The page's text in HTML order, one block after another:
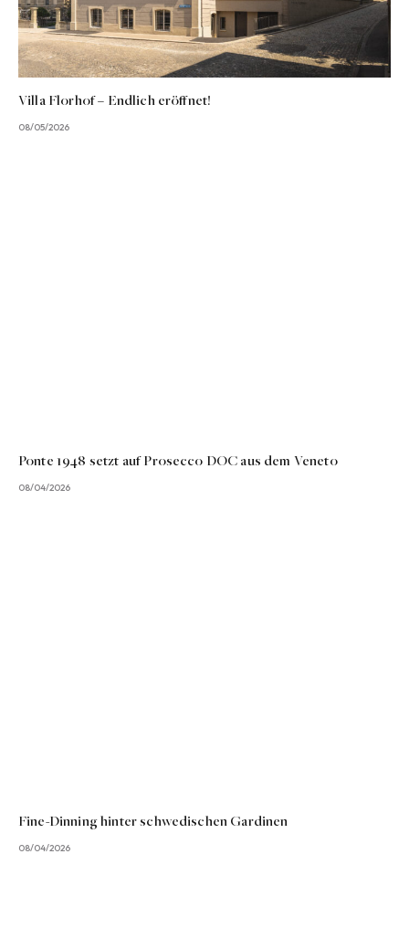
Villa Florhof – Endlich eröffnet!
08/05/2026
Ponte 1948 setzt auf Prosecco DOC aus dem Veneto
08/04/2026
Fine-Dinning hinter schwedischen Gardinen
08/04/2026